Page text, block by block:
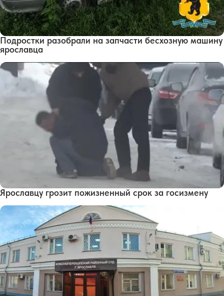
Подростки разобрали на запчасти бесхозную машину
ярославца
Ярославцу грозит пожизненный срок за госизмену